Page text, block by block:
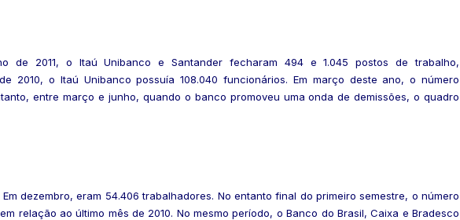
de 2011, o Itaú Unibanco e Santander fecharam 494 e 1.045 postos de trabalho,
2010, o Itaú Unibanco possuía 108.040 funcionários. Em março deste ano, o número
entre março e junho, quando o banco promoveu uma onda de demissões, o quadro
dezembro, eram 54.406 trabalhadores. No entanto final do primeiro semestre, o número
relação ao último mês de 2010. No mesmo período, o Banco do Brasil, Caixa e Bradesco